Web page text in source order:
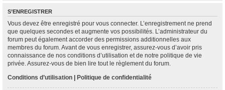
S’ENREGISTRER
Vous devez être enregistré pour vous connecter. L’enregistrement ne prend
que quelques secondes et augmente vos possibilités. L’administrateur du
forum peut également accorder des permissions additionnelles aux
membres du forum. Avant de vous enregistrer, assurez-vous d’avoir pris
connaissance de nos conditions d’utilisation et de notre politique de vie
privée. Assurez-vous de bien lire tout le règlement du forum.
Conditions d’utilisation | Politique de confidentialité